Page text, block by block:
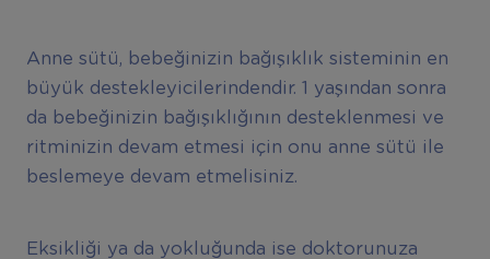
Anne sütü, bebeğinizin bağışıklık sisteminin en
büyük destekleyicilerindendir. 1 yaşından sonra
da bebeğinizin bağışıklığının desteklenmesi ve
ritminizin devam etmesi için onu anne sütü ile
beslemeye devam etmelisiniz.
Eksikliği ya da yokluğunda ise doktorunuza